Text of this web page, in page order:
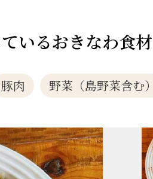
いるおきなわ食材
豚肉 野菜（島野菜含む）